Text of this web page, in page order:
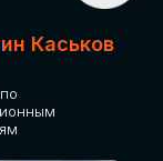
Каськов